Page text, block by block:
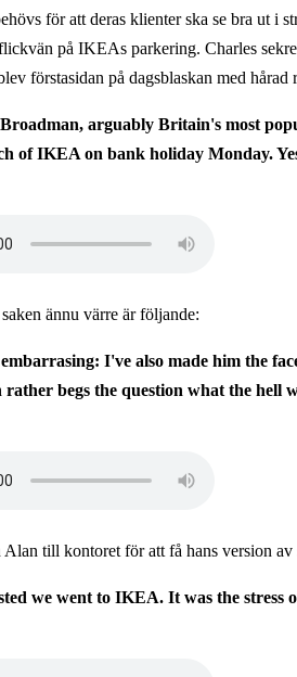
för att deras klienter ska se bra ut i
på IKEAs parkering. Charles
förstasidan på dagsblaskan med
arguably Britain's most
of IKEA on bank holiday Monday.
ännu värre är följande:
I've also made him the
begs the question what the hell
till kontoret för att få hans version
we went to IKEA. It was the stress